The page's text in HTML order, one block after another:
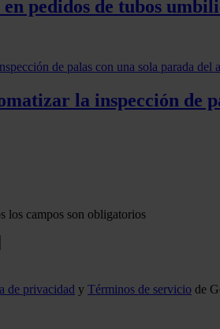
pedidos de tubos
la inspección de
los campos son obligatorios
de privacidad y Términos de servicio de